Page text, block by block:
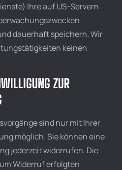
Ihre auf US-Servern
dauerhaft speichern. Wir
keinen
ZUR
sind nur mit Ihrer
möglich. Sie können eine
jederzeit widerrufen. Die
Widerruf erfolgten